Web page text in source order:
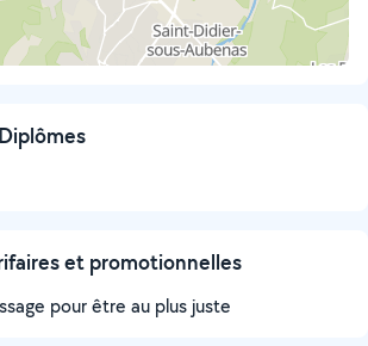
et promotionnelles
pour être au plus juste